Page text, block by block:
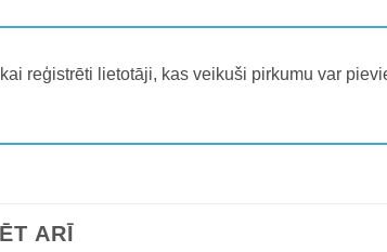
reģistrēti lietotāji, kas veikuši pirkumu var
ARĪ